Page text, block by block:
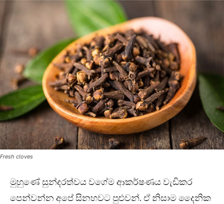
Fresh cloves
මුහුණේ සුන්දරත්වය වගේම ආකර්ෂණය වැඩිකර
පෙන්වන්න අපේ සිනහවට පුළුවන්. ඒ නිසාම දෛනික